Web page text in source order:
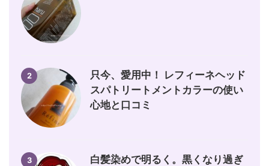
2
只今、愛用中！ レフィーネヘッド
スパトリートメントカラーの使い
心地と口コミ
3
白髪染めで明るく。黒くなり過ぎ